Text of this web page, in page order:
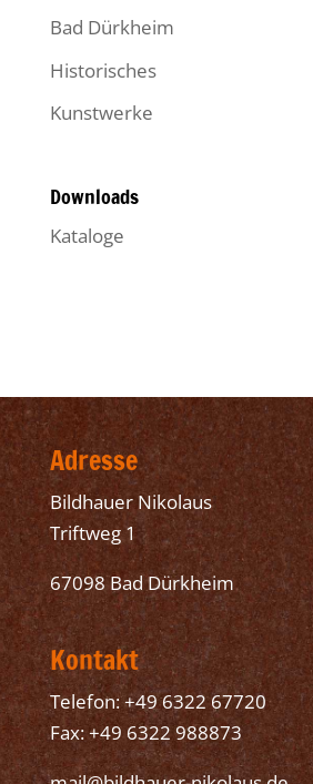
Bad Dürkheim
Historisches
Kunstwerke
Downloads
Kataloge
Adresse
Bildhauer Nikolaus
Triftweg 1
67098 Bad Dürkheim
Kontakt
Telefon: +49 6322 67720
Fax: +49 6322 988873